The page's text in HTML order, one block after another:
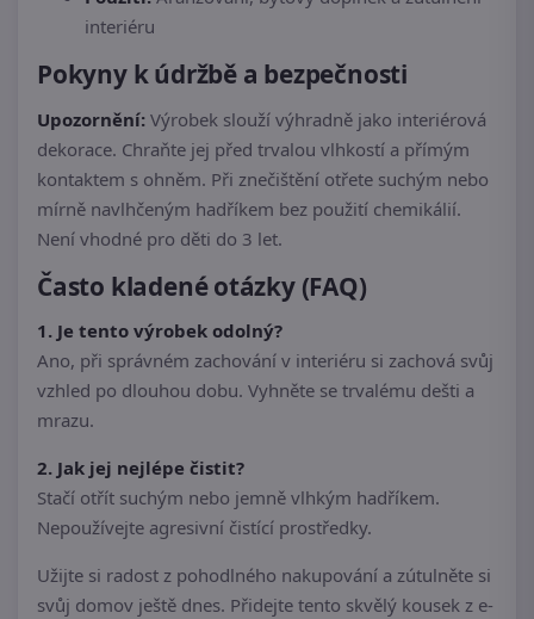
interiéru
Pokyny k údržbě a bezpečnosti
Upozornění: Výrobek slouží výhradně jako interiérová
dekorace. Chraňte jej před trvalou vlhkostí a přímým
kontaktem s ohněm. Při znečištění otřete suchým nebo
mírně navlhčeným hadříkem bez použití chemikálií.
Není vhodné pro děti do 3 let.
Často kladené otázky (FAQ)
1. Je tento výrobek odolný?
Ano, při správném zachování v interiéru si zachová svůj
vzhled po dlouhou dobu. Vyhněte se trvalému dešti a
mrazu.
2. Jak jej nejlépe čistit?
Stačí otřít suchým nebo jemně vlhkým hadříkem.
Nepoužívejte agresivní čistící prostředky.
Užijte si radost z pohodlného nakupování a zútulněte si
svůj domov ještě dnes. Přidejte tento skvělý kousek z e-